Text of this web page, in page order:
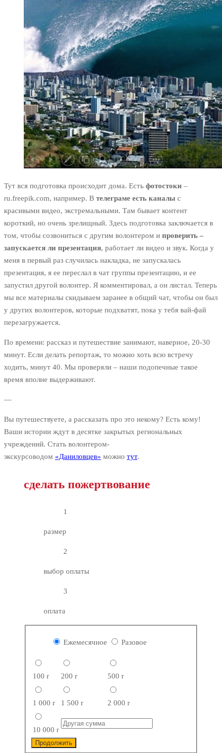
Тут вся подготовка происходит дома. Есть фотостоки –
ru.freepik.com, например. В телеграме есть каналы с
красивыми видео, экстремальными. Там бывает контент
короткий, но очень зрелищный. Здесь подготовка заключается в
том, чтобы созвониться с другим волонтером и проверить –
запускается ли презентация, работает ли видео и звук. Когда у
меня в первый раз случилась накладка, не запускалась
презентация, я ее переслал в чат группы презентацию, и ее
запустил другой волонтер. Я комментировал, а он листал. Теперь
мы все материалы скидываем заранее в общий чат, чтобы он был
у других волонтеров, которые подхватят, пока у тебя вай-фай
перезагружается.
По времени: рассказ и путешествие занимают, наверное, 20-30
минут. Если делать репортаж, то можно хоть всю встречу
ходить, минут 40. Мы проверяли – наши подопечные такое
время вполне выдерживают.
—
Вы путешествуете, а рассказать про это некому? Есть кому!
Ваши истории ждут в десятке закрытых региональных
учреждений. Стать волонтером-
экскурсоводом «Даниловцев» можно тут.
сделать пожертвование
1
размер
2
выбор оплаты
3
оплата
Ежемесячное Разовое
100r 200r 500r
1 000r 1 500r 2 000r
10 000r
Продолжить